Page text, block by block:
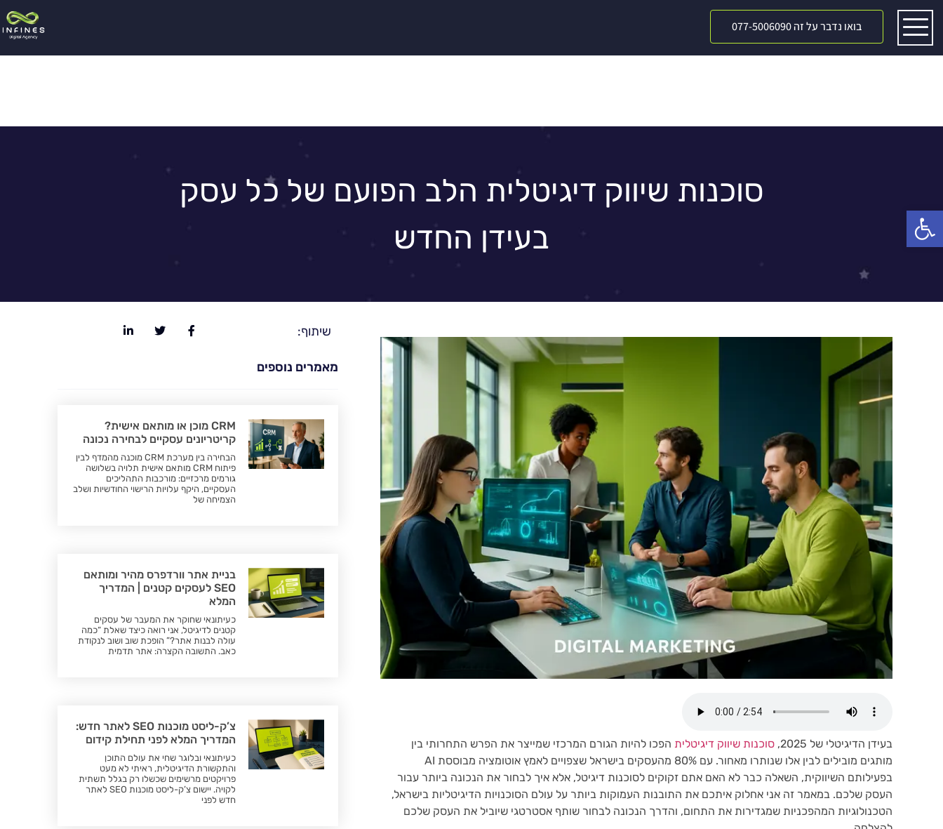
פתח סרגל נגישות
בואו נדבר על זה 077-5006090
סוכנות שיווק דיגיטלית הלב הפועם של כל עסק
בעידן החדש
בעידן הדיגיטלי של 2025, סוכנות שיווק דיגיטלית הפכו להיות הגורם המרכזי שמייצר את הפרש התחרותי בין
מותגים מובילים לבין אלו שנותרו מאחור. עם 80% מהעסקים בישראל שצפויים לאמץ אוטומציה מבוססת AI
בפעילותם השיווקית, השאלה כבר לא האם אתם זקוקים לסוכנות דיגיטל, אלא איך לבחור את הנכונה ביותר עבור
העסק שלכם. במאמר זה אני אחלוק איתכם את התובנות העמוקות ביותר על עולם הסוכנויות הדיגיטליות בישראל,
הטכנולוגיות המהפכניות שמגדירות את התחום, והדרך הנכונה לבחור שותף אסטרטגי שיוביל את העסק שלכם
שיתוף:
מאמרים נוספים
CRM מוכן או מותאם אישית?
קריטריונים עסקיים לבחירה נכונה
הבחירה בין מערכת CRM מוכנה מהמדף לבין
פיתוח CRM מותאם אישית תלויה בשלושה
גורמים מרכזיים: מורכבות התהליכים
העסקיים, היקף עלויות הרישוי החודשיות ושלב
הצמיחה של
בניית אתר וורדפרס מהיר ומותאם
SEO לעסקים קטנים | המדריך
המלא
כעיתונאי שחוקר את המעבר של עסקים
קטנים לדיגיטל, אני רואה כיצד שאלת “כמה
עולה לבנות אתר?” הופכת שוב ושוב לנקודת
כאב. התשובה הקצרה: אתר תדמית
צ’ק-ליסט מוכנות SEO לאתר חדש:
המדריך המלא לפני תחילת קידום
כעיתונאי ובלוגר שחי את עולם התוכן
והתקשורת הדיגיטלית, ראיתי לא מעט
פרויקטים מרשימים שכשלו רק בגלל תשתית
לקויה. יישום צ’ק-ליסט מוכנות SEO לאתר
חדש לפני